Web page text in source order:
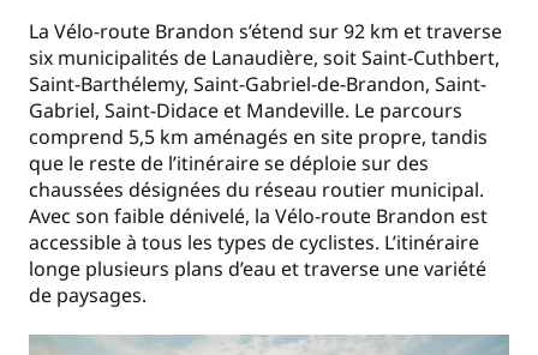
La Vélo-route Brandon s’étend sur 92 km et traverse
six municipalités de Lanaudière, soit Saint-Cuthbert,
Saint-Barthélemy, Saint-Gabriel-de-Brandon, Saint-
Gabriel, Saint-Didace et Mandeville. Le parcours
comprend 5,5 km aménagés en site propre, tandis
que le reste de l’itinéraire se déploie sur des
chaussées désignées du réseau routier municipal.
Avec son faible dénivelé, la Vélo-route Brandon est
accessible à tous les types de cyclistes. L’itinéraire
longe plusieurs plans d’eau et traverse une variété
de paysages.